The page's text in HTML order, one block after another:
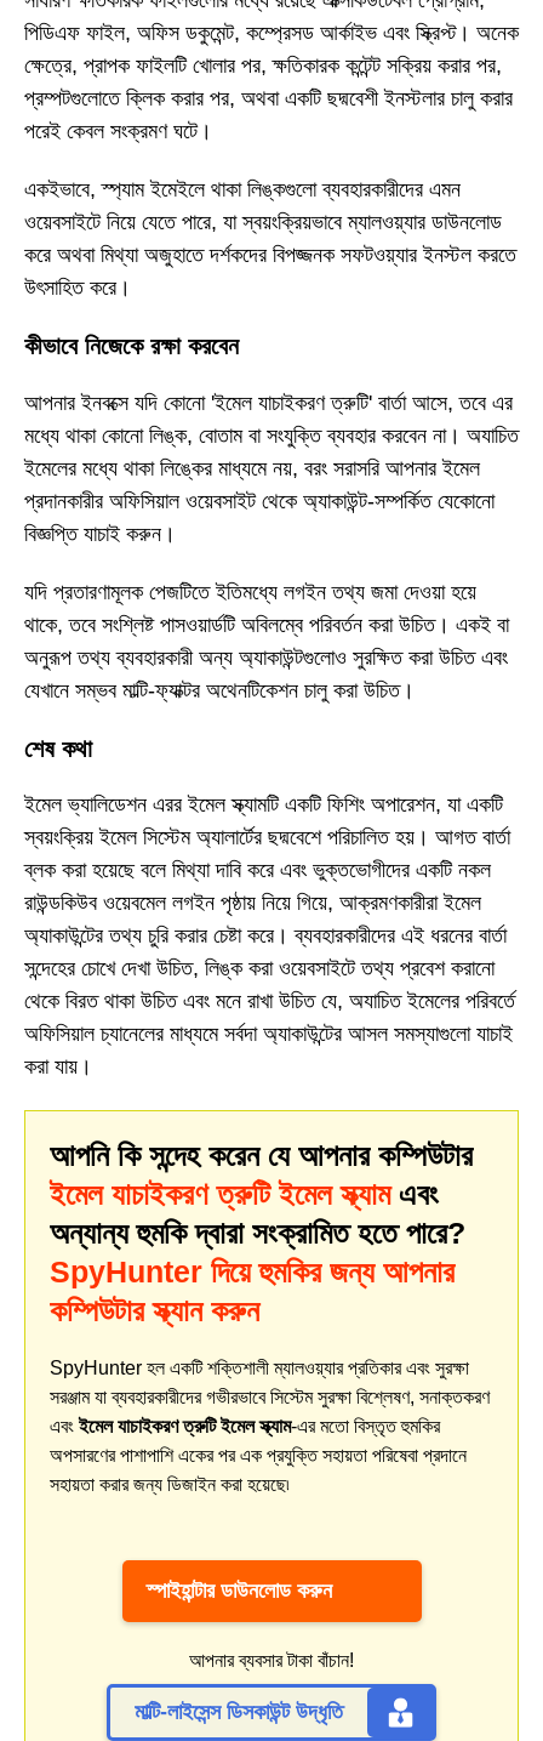
পিডিএফ ফাইল, অফিস ডকুমেন্ট, কম্প্রেসড আর্কাইভ এবং স্ক্রিপ্ট। অনেক
ক্ষেত্রে, প্রাপক ফাইলটি খোলার পর, ক্ষতিকারক কন্টেন্ট সক্রিয় করার পর,
প্রম্পটগুলোতে ক্লিক করার পর, অথবা একটি ছদ্মবেশী ইনস্টলার চালু করার
পরেই কেবল সংক্রমণ ঘটে।
একইভাবে, স্প্যাম ইমেইলে থাকা লিঙ্কগুলো ব্যবহারকারীদের এমন
ওয়েবসাইটে নিয়ে যেতে পারে, যা স্বয়ংক্রিয়ভাবে ম্যালওয়্যার ডাউনলোড
করে অথবা মিথ্যা অজুহাতে দর্শকদের বিপজ্জনক সফটওয়্যার ইনস্টল করতে
উৎসাহিত করে।
কীভাবে নিজেকে রক্ষা করবেন
আপনার ইনবক্সে যদি কোনো 'ইমেল যাচাইকরণ ত্রুটি' বার্তা আসে, তবে এর
মধ্যে থাকা কোনো লিঙ্ক, বোতাম বা সংযুক্তি ব্যবহার করবেন না। অযাচিত
ইমেলের মধ্যে থাকা লিঙ্কের মাধ্যমে নয়, বরং সরাসরি আপনার ইমেল
প্রদানকারীর অফিসিয়াল ওয়েবসাইট থেকে অ্যাকাউন্ট-সম্পর্কিত যেকোনো
বিজ্ঞপ্তি যাচাই করুন।
যদি প্রতারণামূলক পেজটিতে ইতিমধ্যে লগইন তথ্য জমা দেওয়া হয়ে
থাকে, তবে সংশ্লিষ্ট পাসওয়ার্ডটি অবিলম্বে পরিবর্তন করা উচিত। একই বা
অনুরূপ তথ্য ব্যবহারকারী অন্য অ্যাকাউন্টগুলোও সুরক্ষিত করা উচিত এবং
যেখানে সম্ভব মাল্টি-ফ্যাক্টর অথেনটিকেশন চালু করা উচিত।
শেষ কথা
ইমেল ভ্যালিডেশন এরর ইমেল স্ক্যামটি একটি ফিশিং অপারেশন, যা একটি
স্বয়ংক্রিয় ইমেল সিস্টেম অ্যালার্টের ছদ্মবেশে পরিচালিত হয়। আগত বার্তা
ব্লক করা হয়েছে বলে মিথ্যা দাবি করে এবং ভুক্তভোগীদের একটি নকল
রাউন্ডকিউব ওয়েবমেল লগইন পৃষ্ঠায় নিয়ে গিয়ে, আক্রমণকারীরা ইমেল
অ্যাকাউন্টের তথ্য চুরি করার চেষ্টা করে। ব্যবহারকারীদের এই ধরনের বার্তা
সন্দেহের চোখে দেখা উচিত, লিঙ্ক করা ওয়েবসাইটে তথ্য প্রবেশ করানো
থেকে বিরত থাকা উচিত এবং মনে রাখা উচিত যে, অযাচিত ইমেলের পরিবর্তে
অফিসিয়াল চ্যানেলের মাধ্যমে সর্বদা অ্যাকাউন্টের আসল সমস্যাগুলো যাচাই
করা যায়।
আপনি কি সন্দেহ করেন যে আপনার কম্পিউটার
ইমেল যাচাইকরণ ত্রুটি ইমেল স্ক্যামএবং
অন্যান্য হুমকি দ্বারা সংক্রামিত হতে পারে?
SpyHunter দিয়ে হুমকির জন্য আপনার
কম্পিউটার স্ক্যান করুন
SpyHunter হল একটি শক্তিশালী ম্যালওয়্যার প্রতিকার এবং সুরক্ষা
সরঞ্জাম যা ব্যবহারকারীদের গভীরভাবে সিস্টেম সুরক্ষা বিশ্লেষণ, সনাক্তকরণ
এবংইমেল যাচাইকরণ ত্রুটি ইমেল স্ক্যাম-এর মতো বিস্তৃত হুমকির
অপসারণের পাশাপাশি একের পর এক প্রযুক্তি সহায়তা পরিষেবা প্রদানে
সহায়তা করার জন্য ডিজাইন করা হয়েছে৷
স্পাইহান্টার ডাউনলোড করুন
আপনার ব্যবসার টাকা বাঁচান!
মাল্টি-লাইসেন্স ডিসকাউন্ট উদ্ধৃতি